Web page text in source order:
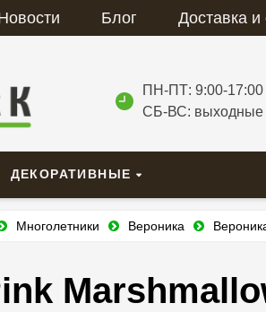
Блог Доставка и
ПН-ПТ: 9:00-17:00
СБ-ВС: выходные
ДЕКОРАТИВНЫЕ
Многолетники Вероника